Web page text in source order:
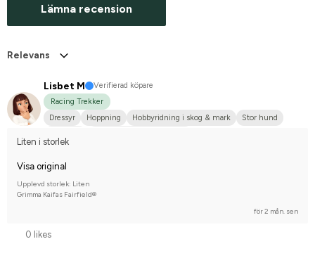
Lämna recension
Relevans
Lisbet M
Verifierad köpare
Racing Trekker
Dressyr
Hoppning Hobbyridning i skog & mark
Stor hund
Liten i storlek
Visa original
Upplevd storlek: Liten
Grimma Kaifas Fairfield®
för 2 mån. sen
0 likes